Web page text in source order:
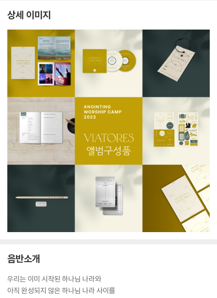
상세 이미지
음반소개
우리는 이미 시작된 하나님 나라와
아직 완성되지 않은 하나님 나라 사이를